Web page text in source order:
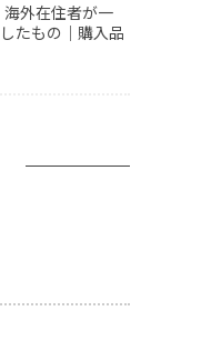
海外在住者が一
たもの｜購入品